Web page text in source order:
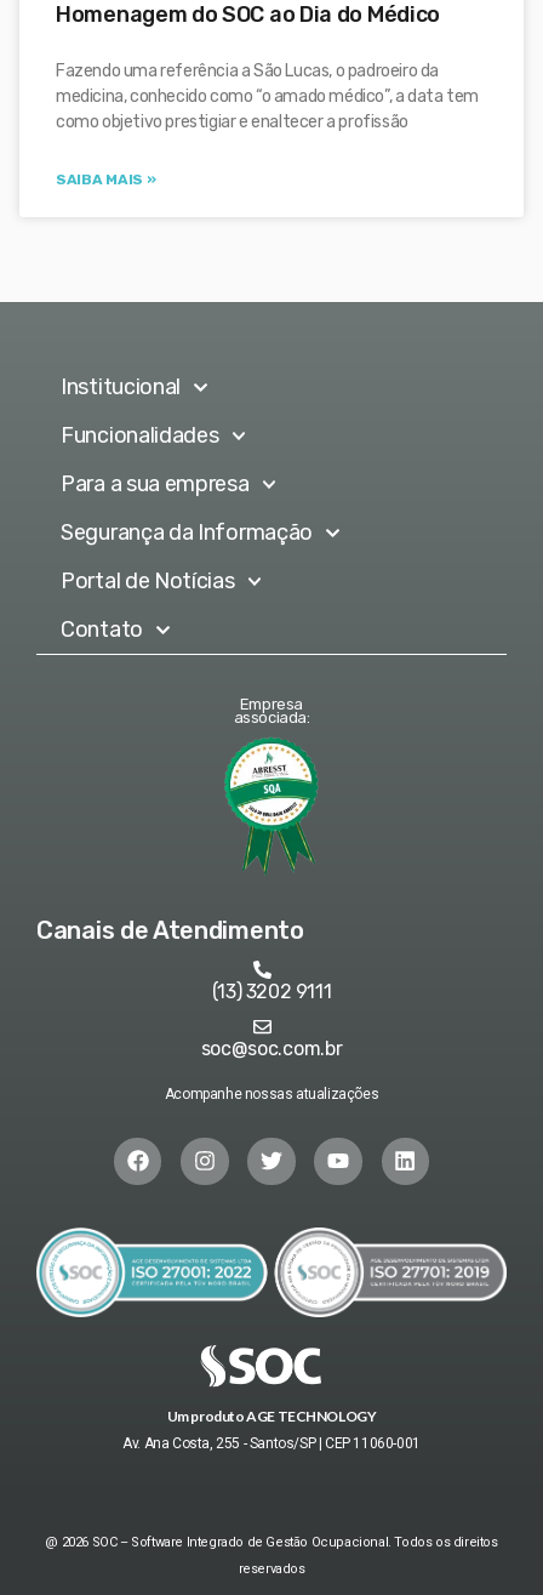
Homenagem do SOC ao Dia do Médico
Fazendo uma referência a São Lucas, o padroeiro da
medicina, conhecido como “o amado médico”, a data tem
como objetivo prestigiar e enaltecer a profissão
SAIBA MAIS »
Institucional
Funcionalidades
Para a sua empresa
Segurança da Informação
Portal de Notícias
Contato
Empresa
associada:
Canais de Atendimento
(13) 3202 9111
soc@soc.com.br
Acompanhe nossas atualizações
Um produto AGE TECHNOLOGY
Av. Ana Costa, 255 - Santos/SP | CEP 11060-001
@ 2026 SOC – Software Integrado de Gestão Ocupacional. Todos os direitos
reservados